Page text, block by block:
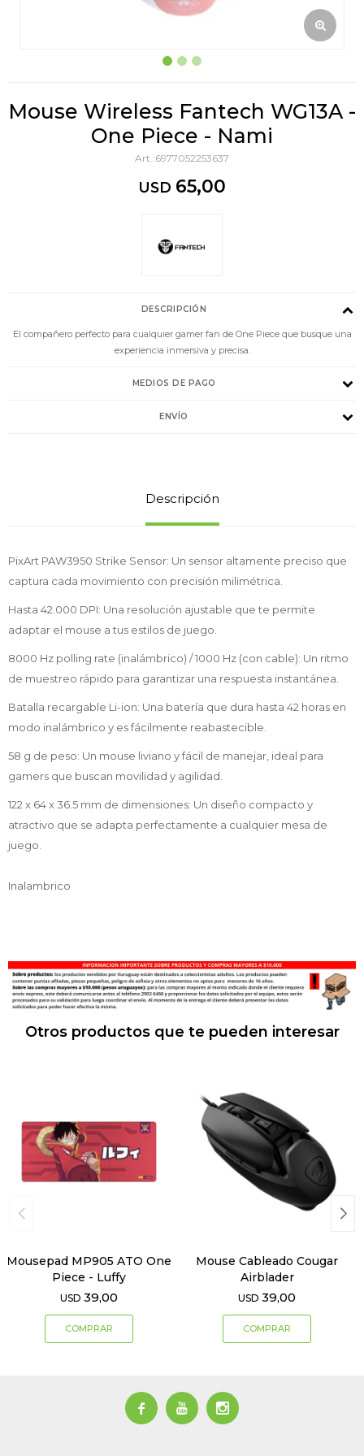
Mouse Wireless Fantech WG13A -
One Piece - Nami
6977052253637
USD 65,00
DESCRIPCIÓN
El compañero perfecto para cualquier gamer fan de One Piece que busque una
experiencia inmersiva y precisa.
MEDIOS DE PAGO
ENVÍO
Descripción
PixArt PAW3950 Strike Sensor: Un sensor altamente preciso que
captura cada movimiento con precisión milimétrica.
Hasta 42.000 DPI: Una resolución ajustable que te permite
adaptar el mouse a tus estilos de juego.
8000 Hz polling rate (inalámbrico) / 1000 Hz (con cable): Un ritmo
de muestreo rápido para garantizar una respuesta instantánea.
Batalla recargable Li-ion: Una batería que dura hasta 42 horas en
modo inalámbrico y es fácilmente reabastecible.
58 g de peso: Un mouse liviano y fácil de manejar, ideal para
gamers que buscan movilidad y agilidad.
122 x 64 x 36.5 mm de dimensiones: Un diseño compacto y
atractivo que se adapta perfectamente a cualquier mesa de
juego.
Inalambrico
Otros productos que te pueden interesar
Mousepad MP905 ATO One
Piece - Luffy
USD 39,00
Mouse Cableado Cougar
Airblader
USD 39,00
  